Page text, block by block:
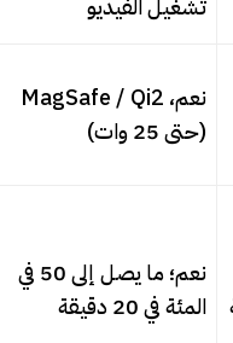
نعم، MagSafe / Qi2
(حتى 25 وات)
نعم؛ ما يصل إلى 50 في
المئة في 20 دقيقة